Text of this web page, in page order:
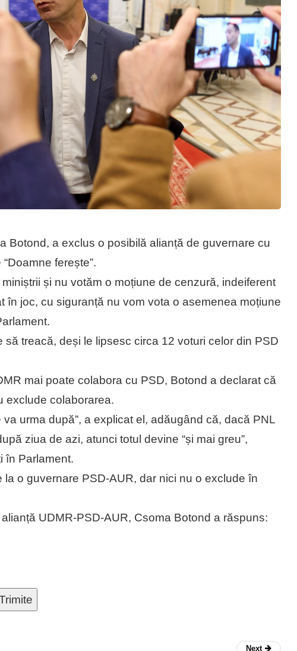
Botond, a exclus o posibilă alianță de guvernare cu
ferește”.
și nu votăm o moțiune de cenzură, indeiferent
în joc, cu siguranță nu vom vota o asemenea moțiune
treacă, deși le lipsesc circa 12 voturi celor din PSD
mai poate colabora cu PSD, Botond a declarat că
exclude colaborarea.
va urma după”, a explicat el, adăugând că, dacă PNL
ziua de azi, atunci totul devine “și mai greu”,
în Parlament.
o guvernare PSD-AUR, dar nici nu o exclude în
UDMR-PSD-AUR, Csoma Botond a răspuns:
Next